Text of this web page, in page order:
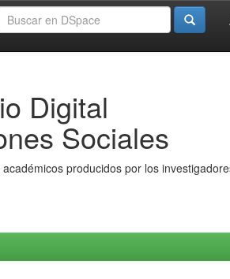
Digital
Sociales
producidos por los